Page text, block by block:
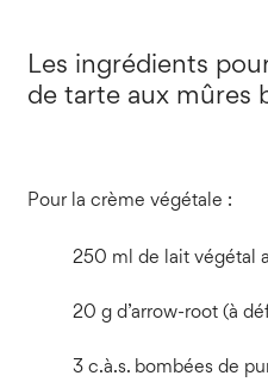
Les ingrédients
de tarte aux mûres
Pour la crème végétale :
250 ml de lait végétal
20 g d’arrow-root (à
3 c.à.s. bombées de